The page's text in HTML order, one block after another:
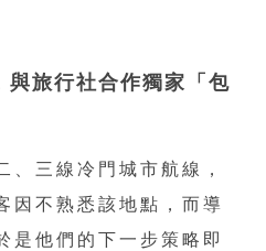
旅行社合作獨家「包
、三線冷門城市航線，
因不熟悉該地點，而導
是他們的下一步策略即